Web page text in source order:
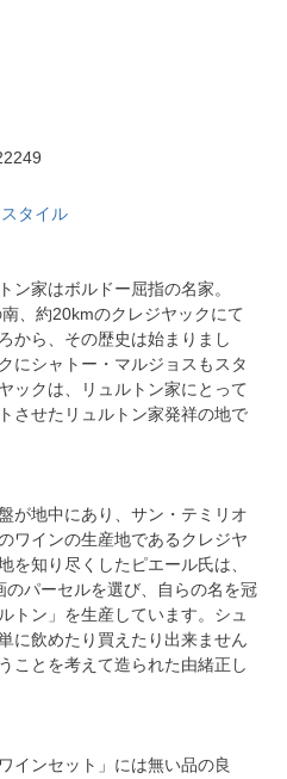
タイル
ン家はボルドー屈指の名家。
、約20kmのクレジヤックにて
から、その歴史は始まりまし
にシャトー・マルジョスもスタ
ックは、リュルトン家にとって
させたリュルトン家発祥の地で
が地中にあり、サン・テミリオ
ワインの生産地であるクレジヤ
を知り尽くしたピエール氏は、
パーセルを選び、自らの名を冠
トン」を生産しています。シュ
に飲めたり買えたり出来ません
ことを考えて造られた由緒正し
インセット」には無い品の良